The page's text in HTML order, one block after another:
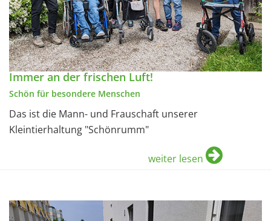
Immer an der frischen Luft!
Schön für besondere Menschen
Das ist die Mann- und Frauschaft unserer
Kleintierhaltung "Schönrumm"
weiter lesen